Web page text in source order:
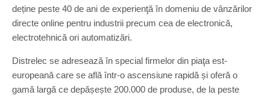
deține peste 40 de ani de experienţă în domeniu de vânzărilor
directe online pentru industrii precum cea de electronică,
electrotehnică ori automatizări.
Distrelec se adresează în special firmelor din piaţa est-
europeană care se află într-o ascensiune rapidă și oferă o
gamă largă ce depășește 200.000 de produse, de la peste